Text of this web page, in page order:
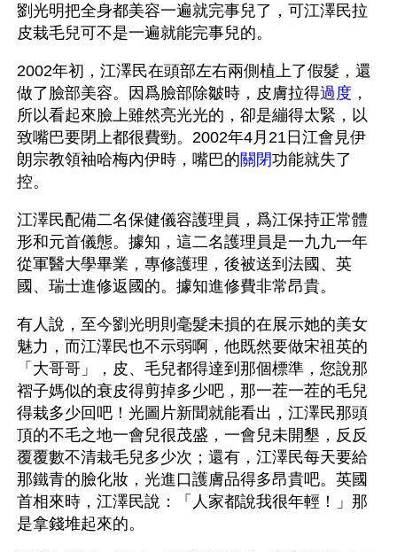
劉光明把全身都美容一遍就完事兒了，可江澤民拉
皮栽毛兒可不是一遍就能完事兒的。
2002年初，江澤民在頭部左右兩側植上了假髮，還
做了臉部美容。因爲臉部除皺時，皮膚拉得過度 ，
所以看起來臉上雖然亮光光的，卻是繃得太緊，以
致嘴巴要閉上都很費勁。2002年4月21日江會見伊
朗宗教領袖哈梅內伊時，嘴巴的關閉功能就失了
控。
江澤民配備二名保健儀容護理員，爲江保持正常體
形和元首儀態。據知，這二名護理員是一九九一年
從軍醫大學畢業，專修護理，後被送到法國、英
國、瑞士進修返國的。據知進修費非常昂貴。
有人說，至今劉光明則毫髮未損的在展示她的美女
魅力，而江澤民也不示弱啊，他既然要做宋祖英的
「大哥哥」，皮、毛兒都得達到那個標準，您說那
褶子媽似的衰皮得剪掉多少吧，那一茬一茬的毛兒
得栽多少回吧！光圖片新聞就能看出，江澤民那頭
頂的不毛之地一會兒很茂盛，一會兒未開墾，反反
覆覆數不清栽毛兒多少次；還有，江澤民每天要給
那鐵青的臉化妝，光進口護膚品得多昂貴吧。英國
首相來時，江澤民說：「人家都說我很年輕！」那
是拿錢堆起來的。